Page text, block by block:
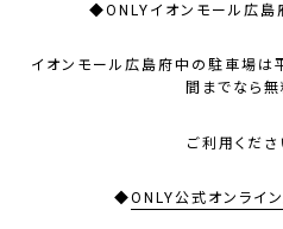
◆ONLYイオンモール
イオンモール広島府中の駐車場は
間までなら無
ご利用くださ
◆ONLY公式オンライ